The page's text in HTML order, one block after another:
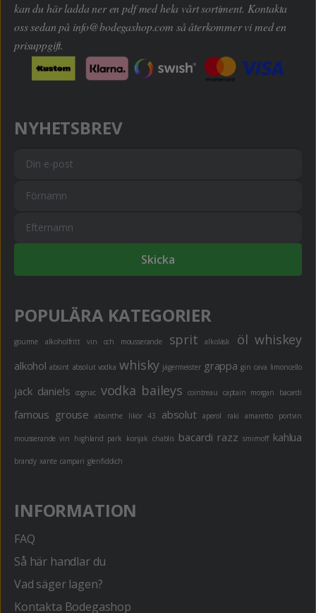
kan du här ladda ner en pdf med hela vårt sortiment. Kontakta
oss sedan på info@bodegashop.com så återkommer vi med en
prisuppgift.
NYHETSBREV
Skicka
POPULÄRA KATEGORIER
gourme alkoholfritt vin och mousserande sprit alkoläsk öl whiskey
alkohol absint absolut vodka whisky jägermeister grappa gin cava limoncello
jack daniels cognac vodka baileys cointreau captain morgan bacardi
famous grouse absinthe likör 43 absolut aperol raki amaretto portvin
mousserande vin highland park konjak chablis bacardi razz smirnoff kahlua
brandy xante campari glenfiddich
INFORMATION
FAQ
Så här handlar du
Vad säger lagen?
Kontakta Bodegashop